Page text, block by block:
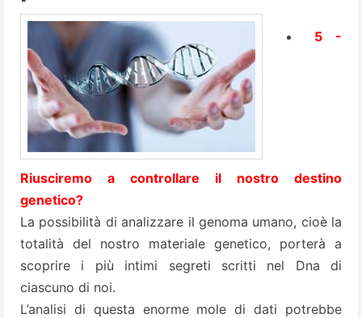
5 -
Riusciremo a controllare il nostro destino
genetico?
La possibilità di analizzare il genoma umano, cioè la
totalità del nostro materiale genetico, porterà a
scoprire i più intimi segreti scritti nel Dna di
ciascuno di noi.
L’analisi di questa enorme mole di dati potrebbe